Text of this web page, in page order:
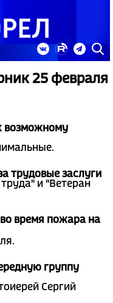
25 февраля
возможному
трудовые заслуги
и "Ветеран
время пожара на
группу
Сергий